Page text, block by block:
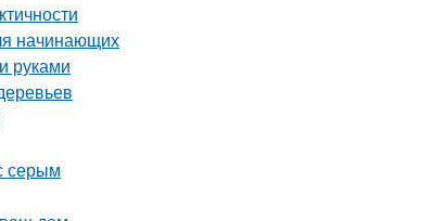
начинающих
руками
серым